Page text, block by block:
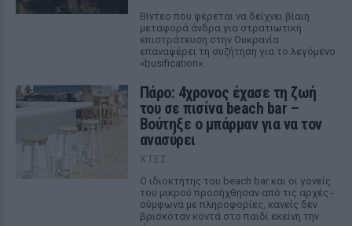
Βίντεο που φέρεται να δείχνει βίαιη
μεταφορά άνδρα για στρατιωτική
επιστράτευση στην Ουκρανία
επαναφέρει τη συζήτηση για το λεγόμενο
«busification».
Πάρο: 4χρονος έχασε τη ζωή
του σε πισίνα beach bar –
Βούτηξε ο μπάρμαν για να τον
ανασύρει
ΧΤΕΣ
Ο ιδιοκτήτης του beach bar και οι γονείς
του μικρού προσήχθησαν από τις αρχές -
σύμφωνα με πληροφορίες, κανείς δεν
βρισκόταν κοντά στο παιδί εκείνη την